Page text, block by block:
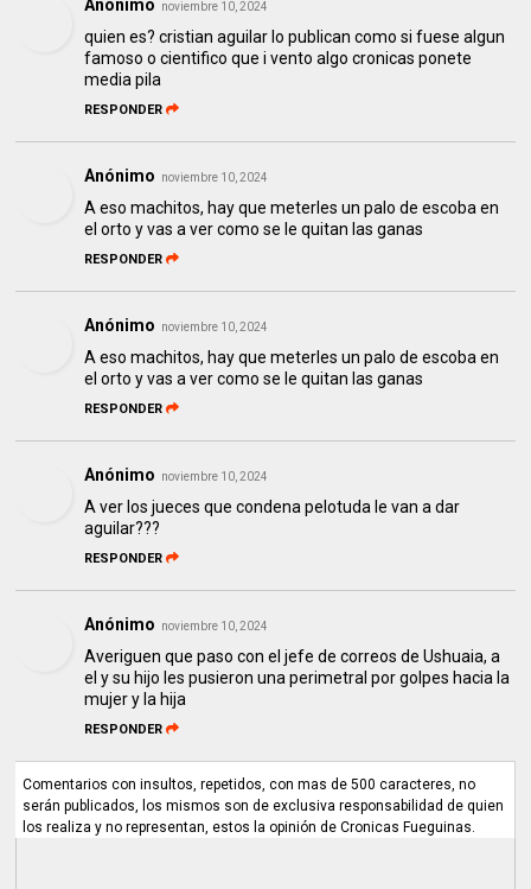
Anónimo noviembre 10, 2024
quien es? cristian aguilar lo publican como si fuese algun
famoso o cientifico que i vento algo cronicas ponete
media pila
RESPONDER
Anónimo noviembre 10, 2024
A eso machitos, hay que meterles un palo de escoba en
el orto y vas a ver como se le quitan las ganas
RESPONDER
Anónimo noviembre 10, 2024
A eso machitos, hay que meterles un palo de escoba en
el orto y vas a ver como se le quitan las ganas
RESPONDER
Anónimo noviembre 10, 2024
A ver los jueces que condena pelotuda le van a dar
aguilar???
RESPONDER
Anónimo noviembre 10, 2024
Averiguen que paso con el jefe de correos de Ushuaia, a
el y su hijo les pusieron una perimetral por golpes hacia la
mujer y la hija
RESPONDER
Comentarios con insultos, repetidos, con mas de 500 caracteres, no
serán publicados, los mismos son de exclusiva responsabilidad de quien
los realiza y no representan, estos la opinión de Cronicas Fueguinas.